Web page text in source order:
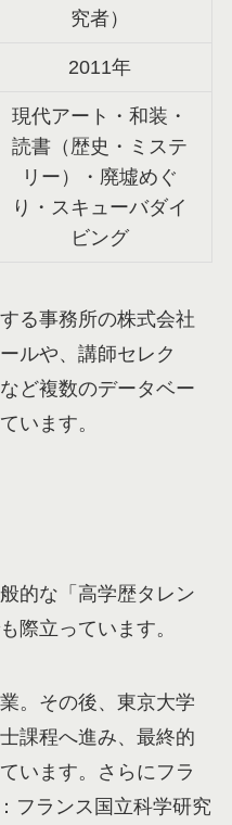
究者）
2011年
現代アート・和装・
読書（歴史・ミステ
リー）・廃墟めぐ
り・スキューバダイ
ビング
る事務所の株式会社
ルや、講師セレク
ど複数のデータベー
います。
的な「高学歴タレン
際立っています。
。その後、東京大学
課程へ進み、最終的
います。さらにフラ
フランス国立科学研究